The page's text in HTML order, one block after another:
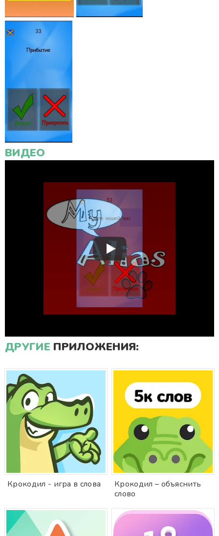
ВИДЕО
ДРУГИЕ ПРИЛОЖЕНИЯ:
Крокодил - игра в слова
Крокодил – объяснить
слово